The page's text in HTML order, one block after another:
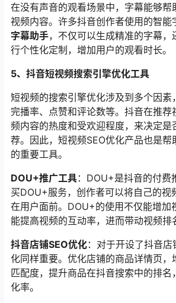
在没有声音的观看场景中，字幕能够帮
视频内容。许多抖音创作者使用的智能
字幕助手，不仅可以生成精准的字幕，
行个性化定制，增加用户的观看时长。
5、抖音短视频搜索引擎优化工具
短视频的搜索引擎优化涉及到多个因素
完播率、点赞和评论数等。抖音在推荐
频内容的热度和受欢迎程度，来决定是
荐。因此，短视频SEO优化产品也是帮
的重要工具。
DOU+推广工具：DOU+是抖音的付费
买DOU+服务，创作者可以将自己的视
在用户面前。DOU+的使用不仅能增加
能提高视频的互动率，进而带动视频排
抖音店铺SEO优化：对于开设了抖音
化同样重要。优化店铺的商品详情页，
匹配度，提升商品在抖音搜索中的排名
化率。